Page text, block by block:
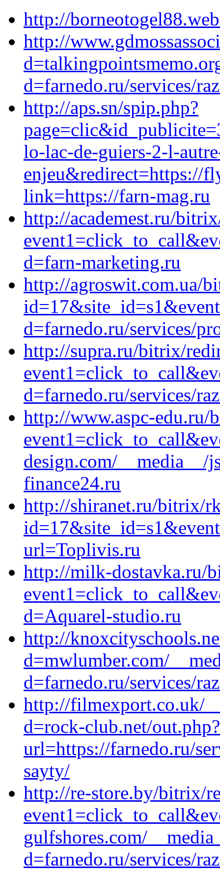
http://
http://
d=farnedo.ru/services/
http://aps.sn/spip.php?
lo-lac-de-guiers-2-l-
enjeu&redirect=https://
link=https://farn-mag.ru
http://academest.ru/
d=farn-marketing.ru
http://agroswit.com.ua/
d=farnedo.ru/services/
http://supra.ru/bitrix/
d=farnedo.ru/services/
http://www.aspc-edu.ru/
design.com/__media__/
finance24.ru
http://shiranet.ru/bitrix/
url=Toplivis.ru
http://milk-dostavka.ru/
d=Aquarel-studio.ru
http://
d=mwlumber.com/
d=farnedo.ru/services/
http://filmexport.co.uk/
d=rock-club.net/out.php?
url=https://farnedo.ru/
sayty/
http://re-store.by/bitrix/
gulfshores.com/
d=farnedo.ru/services/